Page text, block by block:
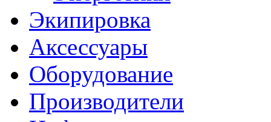
Экипировка
Аксессуары
Оборудование
Производители